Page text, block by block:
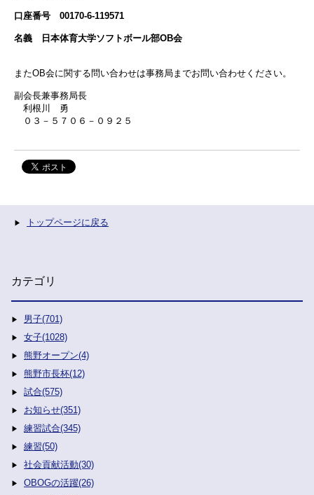
口座番号 00170-6-119571
名義 日本体育大学ソフトボール部OB会
またOB会に関する問い合わせは事務局までお問い合わせください。
副会長兼事務局長
利根川 勇
０３－５７０６－０９２５
トップページに戻る
カテゴリ
男子(701)
女子(1028)
熊野オープン(4)
熊野市長杯(12)
試合(575)
お知らせ(351)
練習試合(345)
練習(50)
社会貢献活動(30)
OBOGの活躍(26)